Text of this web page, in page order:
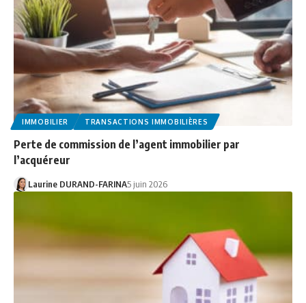
IMMOBILIER TRANSACTIONS IMMOBILIÈRES
Perte de commission de l’agent immobilier par
l’acquéreur
Laurine DURAND-FARINA5 juin 2026